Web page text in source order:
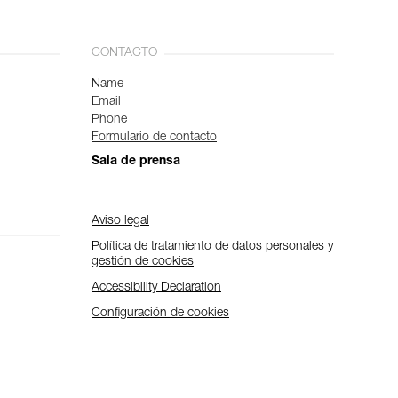
CONTACTO
Name
Email
Phone
Formulario de contacto
Sala de prensa
Aviso legal
Política de tratamiento de datos personales y
gestión de cookies
Accessibility Declaration
Configuración de cookies